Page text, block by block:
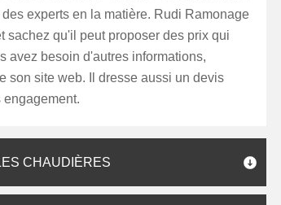
experts en la matière. Rudi Ramonage
sachez qu'il peut proposer des prix qui
avez besoin d'autres informations,
son site web. Il dresse aussi un devis
engagement.
CHAUDIÈRES